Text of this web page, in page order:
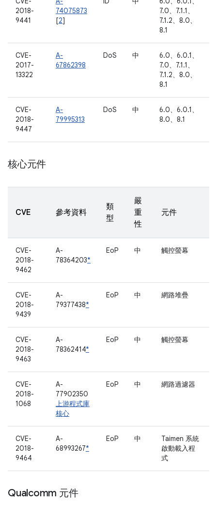
2018-
9441
74075873
[2]
7.0、7.1.1、
7.1.2、8.0、
8.1
CVE-
2017-
13322
A-
67862398
DoS 中
6.0、6.0.1、
7.0、7.1.1、
7.1.2、8.0、
8.1
CVE-
2018-
9447
A-
79995313
DoS 中
6.0、6.0.1、
8.0、8.1
核心元件
CVE 參考資料
類
型
嚴
重
性
元件
CVE-
2018-
9462
A-
78364203*
EoP 中 觸控螢幕
CVE-
2018-
9439
A-
79377438*
EoP 中 網路堆疊
CVE-
2018-
9463
A-
78362414*
EoP 中 觸控螢幕
CVE-
2018-
1068
A-
77902350
上游程式庫
核心
EoP 中 網路過濾器
CVE-
2018-
9464
A-
68993267*
EoP 中
Taimen 系統
啟動載入程
式
Qualcomm 元件